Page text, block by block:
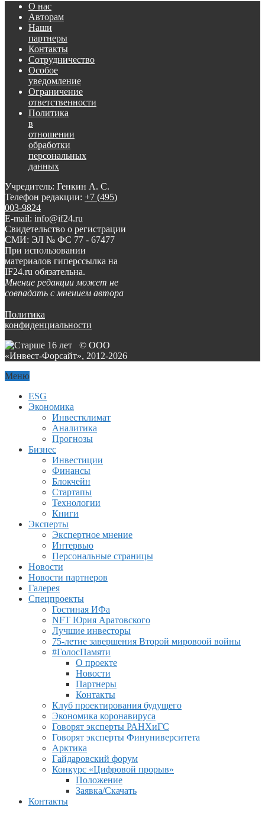
О нас
Авторам
Наши
партнеры
Контакты
Сотрудничество
Особое
уведомление
Ограничение
ответственности
Политика
в
отношении
обработки
персональных
данных
Учредитель: Генкин А. С.
Телефон редакции: +7 (495)
003-9824
E-mail: info@if24.ru
Свидетельство о регистрации
СМИ: ЭЛ № ФС 77 - 67477
При использовании
материалов гиперссылка на
IF24.ru обязательна.
Мнение редакции может не
совпадать с мнением автора
Политика
конфиденциальности
© ООО
«Инвест-Форсайт», 2012-2026
Меню
ESG
Экономика
Инвестклимат
Аналитика
Прогнозы
Бизнес
Инвестиции
Финансы
Блокчейн
Стартапы
Технологии
Книги
Эксперты
Экспертное мнение
Интервью
Персональные страницы
Новости
Новости партнеров
Галерея
Спецпроекты
Гостиная ИФа
NFT Юрия Аратовского
Лучшие инвесторы
75-летие завершения Второй мировоой войны
#ГолосПамяти
О проекте
Новости
Партнеры
Контакты
Клуб проектирования будущего
Экономика коронавируса
Говорят эксперты РАНХиГС
Говорят эксперты Финуниверситета
Арктика
Гайдаровский форум
Конкурс «Цифровой прорыв»
Положение
Заявка/Скачать
Контакты